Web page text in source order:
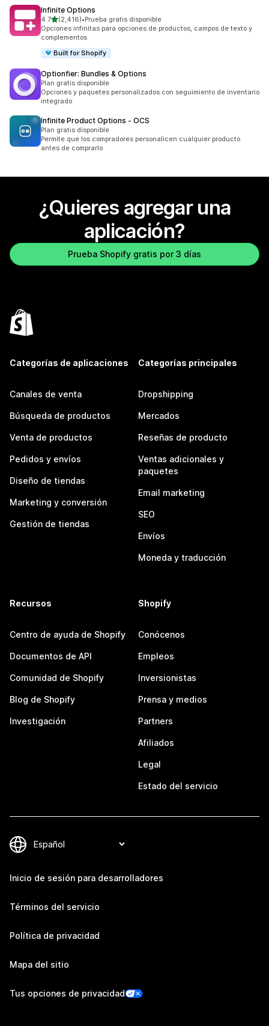
Infinite Options
4.7de 5 estrellas
(2,416)
2416 reseñas en total
•Prueba gratis disponible
Opciones infinitas para opciones de productos, campos de texto y
complementos
Built for Shopify
Optionfier: Bundles & Options
Plan gratis disponible
Opciones y paquetes personalizados con seguimiento de inventario
integrado
Infinite Product Options ‑ OCS
Plan gratis disponible
Permite que los compradores personalicen cualquier producto
antes de comprarlo
¿Quieres agregar una
aplicación?
Prueba Shopify gratis por 3 días
Categorías de aplicaciones
Canales de venta
Búsqueda de productos
Venta de productos
Pedidos y envíos
Diseño de tiendas
Marketing y conversión
Gestión de tiendas
Categorías principales
Dropshipping
Mercados
Reseñas de producto
Ventas adicionales y
paquetes
Email marketing
SEO
Envíos
Moneda y traducción
Recursos
Centro de ayuda de Shopify
Documentos de API
Comunidad de Shopify
Blog de Shopify
Investigación
Shopify
Conócenos
Empleos
Inversionistas
Prensa y medios
Partners
Afiliados
Legal
Estado del servicio
Inicio de sesión para desarrolladores
Términos del servicio
Política de privacidad
Mapa del sitio
Tus opciones de privacidad